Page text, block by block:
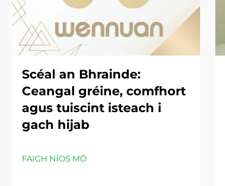
Scéal an Bhrainde:
Ceangal gréine, comfhort
agus tuiscint isteach i
gach hijab
FAIGH NÍOS MÓ